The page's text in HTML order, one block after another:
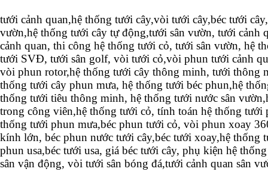
tưới cảnh quan,hệ thống tưới cây,vòi tưới cây,béc tưới
vườn,hệ thống tưới cây tự động,tưới sân vườn, tưới cảnh
cảnh quan, thi công hệ thống tưới cỏ, tưới sân vườn, hệ
tưới SVĐ, tưới sân golf, vòi tưới cỏ,vòi phun tưới cảnh
vòi phun rotor,hệ thống tưới cây thông minh, tưới thông
thống tưới cây phun mưa, hệ thống tưới béc phun,hệ
thống tưới tiêu thông minh, hệ thống tưới nước sân
trong công viên,hệ thống tưới cỏ, tính toán hệ thống tưới
thống tưới phun mưa,béc phun tưới cỏ, vòi phun xoay
kính lớn, béc phun nước tưới cây,béc tưới xoay,hệ thống
phun usa,béc tưới usa, giá béc tưới cây, phụ kiện hệ
sân vận động, vòi tưới sân bóng đá,tưới cảnh quan sân